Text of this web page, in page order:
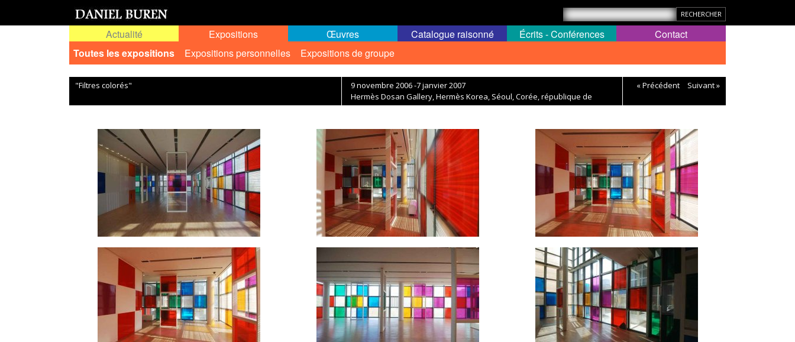
Actualité
Expositions
Toutes les expositions
Expositions personnelles Expositions de groupe
Œuvres Catalogue raisonné Écrits - Conférences Contact
"Filtres colorés"
9 novembre 2006 -7 janvier 2007
Hermès Dosan Gallery, Hermès Korea, Séoul, Corée, république de
« Précédent Suivant »